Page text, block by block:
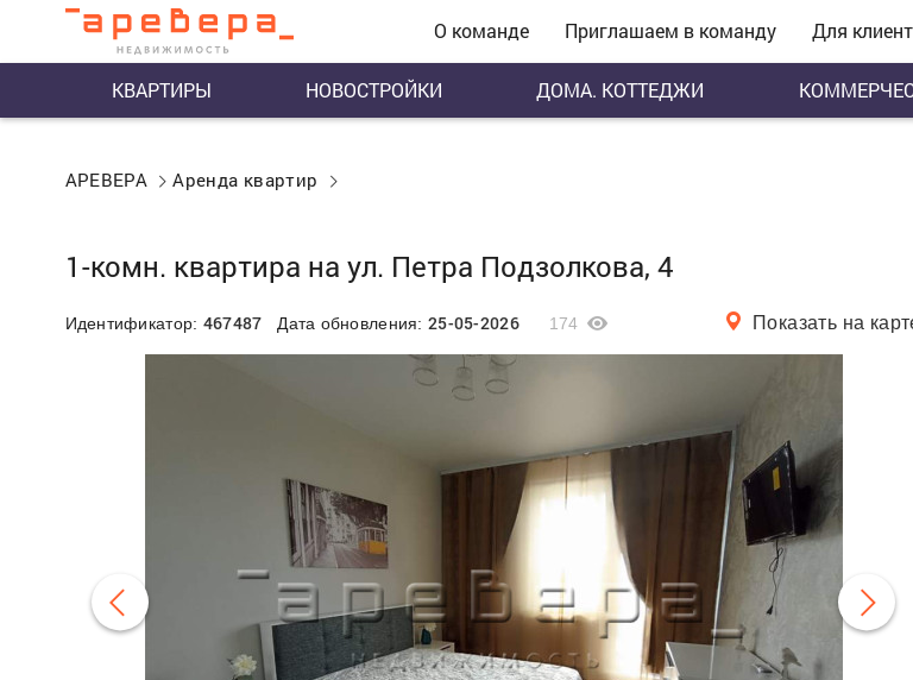
О команде Приглашаем в команду Для
КВАРТИРЫ НОВОСТРОЙКИ ДОМА. КОТТЕДЖИ
АРЕВЕРА Аренда квартир
1-комн. квартира на ул. Петра Подзолкова, 4
Идентификатор: 467487 Дата обновления: 25-05-2026 174 Показать на